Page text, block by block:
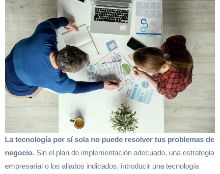
La tecnología por sí sola no puede resolver tus problemas de
negocio. Sin el plan de implementación adecuado, una estrategia
empresarial o los aliados indicados, introducir una tecnología